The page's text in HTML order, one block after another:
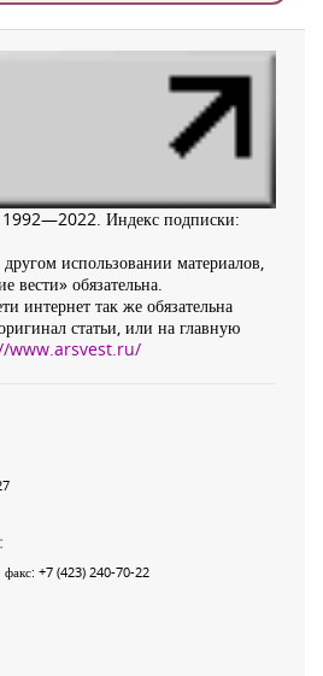
1992—2022. Индекс подписки:
использовании материалов,
вести» обязательна.
интернет так же обязательна
статьи, или на главную
www.arsvest.ru/
факс: +7 (423) 240-70-22